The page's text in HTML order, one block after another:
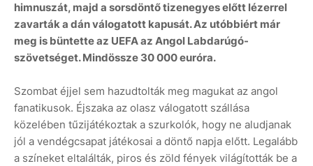
himnuszát, majd a sorsdöntő tizenegyes előtt lézerrel
zavarták a dán válogatott kapusát. Az utóbbiért már
meg is büntette az UEFA az Angol Labdarúgó-
szövetséget. Mindössze 30 000 euróra.
Szombat éjjel sem hazudtolták meg magukat az angol
fanatikusok. Éjszaka az olasz válogatott szállása
közelében tűzijátékoztak a szurkolók, hogy ne aludjanak
jól a vendégcsapat játékosai a döntő napja előtt. Legalább
a színeket eltalálták, piros és zöld fények világították be a